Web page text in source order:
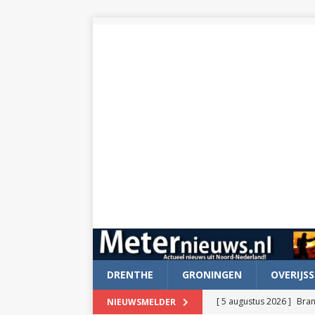
DRENTHE GRONINGEN
NIEUWSMELDER [ 5 augustus 2026 ]